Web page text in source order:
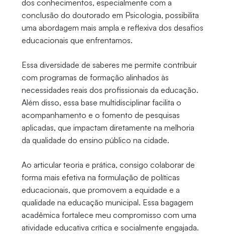
dos conhecimentos, especialmente com a
conclusão do doutorado em Psicologia, possibilita
uma abordagem mais ampla e reflexiva dos desafios
educacionais que enfrentamos.
Essa diversidade de saberes me permite contribuir
com programas de formação alinhados às
necessidades reais dos profissionais da educação.
Além disso, essa base multidisciplinar facilita o
acompanhamento e o fomento de pesquisas
aplicadas, que impactam diretamente na melhoria
da qualidade do ensino público na cidade.
Ao articular teoria e prática, consigo colaborar de
forma mais efetiva na formulação de políticas
educacionais, que promovem a equidade e a
qualidade na educação municipal. Essa bagagem
acadêmica fortalece meu compromisso com uma
atividade educativa crítica e socialmente engajada.